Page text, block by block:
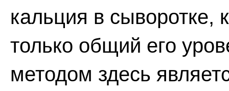
кальция в сыворотке,
только общий его
методом здесь